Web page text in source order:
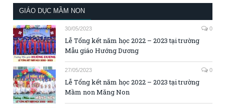
GIÁO DỤC MẦM NON
30/05/2023 0
Lễ Tổng kết năm học 2022 – 2023 tại trường
Mẫu giáo Hướng Dương
27/05/2023 0
Lễ Tổng kết năm học 2022 – 2023 tại trường
Mầm non Măng Non